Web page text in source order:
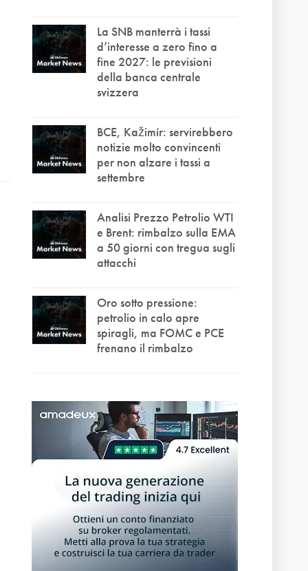
La SNB manterrà i tassi
d’interesse a zero fino a
fine 2027: le previsioni
della banca centrale
svizzera
BCE, Kažimír: servirebbero
notizie molto convincenti
per non alzare i tassi a
settembre
Analisi Prezzo Petrolio WTI
e Brent: rimbalzo sulla EMA
a 50 giorni con tregua sugli
attacchi
Oro sotto pressione:
petrolio in calo apre
spiragli, ma FOMC e PCE
frenano il rimbalzo